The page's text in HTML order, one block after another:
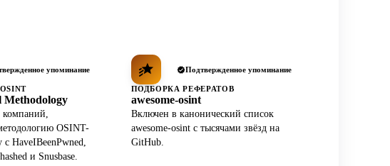
упоминание
Methodology
компаний,
OSINT-
с HaveIBeenPwned,
и Snusbase.
Подтвержденное упоминание
ПОДБОРКА РЕФЕРАТОВ
awesome-osint
Включен в канонический список
awesome-osint с тысячами звёзд на
GitHub.